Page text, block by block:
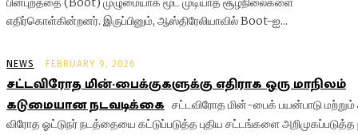
எதிர்கொள்கின்றனர். இருப்பினும், ஆஸ்திரேலியாவில் Boot-ஐ...
NEWS FEBRUARY 9, 2026
சட்டவிரோத மின்-பைக்குகளுக்கு எதிராக ஒரு மாநிலம்
கடுமையான நடவடிக்கை சட்டவிரோத மின்-பைக் பயன்பாடு மற்றும்
விரோத ஓட்டுநர் நடத்தையை கட்டுப்படுத்த புதிய சட்டங்களை அறிமுகப்படுத்த